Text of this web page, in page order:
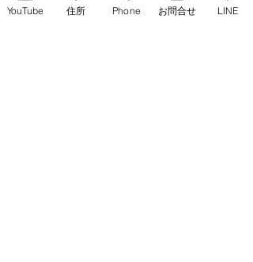
YouTube 住所 Phone お問合せ LINE